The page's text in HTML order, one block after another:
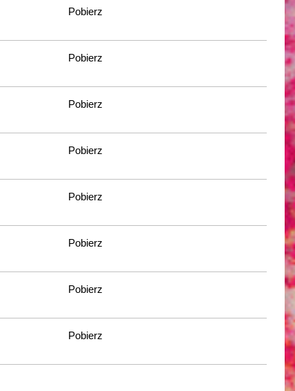
Pobierz
Pobierz
Pobierz
Pobierz
Pobierz
Pobierz
Pobierz
Pobierz